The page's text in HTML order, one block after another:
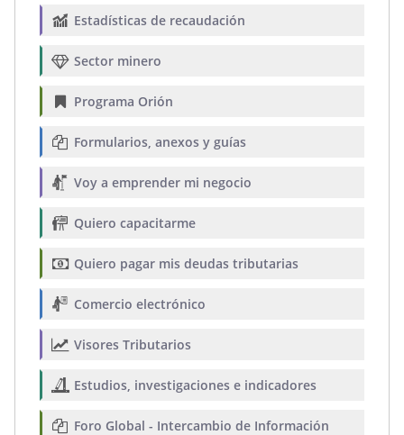
Estadísticas de recaudación
Sector minero
Programa Orión
Formularios, anexos y guías
Voy a emprender mi negocio
Quiero capacitarme
Quiero pagar mis deudas tributarias
Comercio electrónico
Visores Tributarios
Estudios, investigaciones e indicadores
Foro Global - Intercambio de Información